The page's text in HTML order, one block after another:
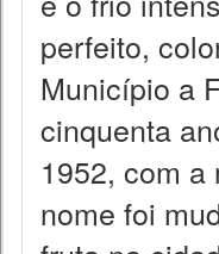
perfeito,
Município a
cinquenta
1952, com
nome foi